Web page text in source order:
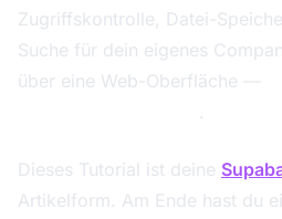
Zugriffskontrolle, Datei-
Suche für dein eigenes
über eine Web-Oberfläche —
.
Dieses Tutorial ist deine
Artikelform. Am Ende hast du